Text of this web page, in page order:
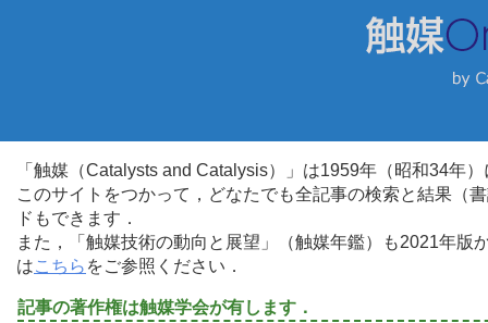
「触媒（Catalysts and Catalysis）」は1959年（昭和34年
このサイトをつかって，どなたでも全記事の検索と結果（
ドもできます．
また，「触媒技術の動向と展望」（触媒年鑑）も2021年
はこちら をご参照ください．
記事の著作権は触媒学会が有します．